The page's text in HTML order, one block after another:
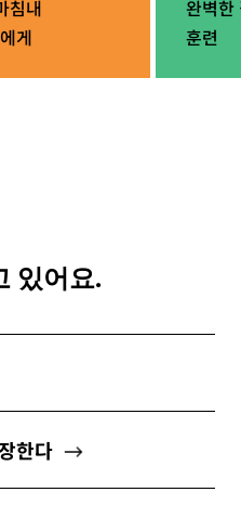
찾도록 도와주는
합니다.
침내
게
완벽한
훈련
있어요.
한다